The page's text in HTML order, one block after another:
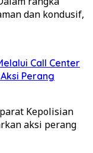
dan kondusif,
Call Center
Perang
Kepolisian
aksi perang